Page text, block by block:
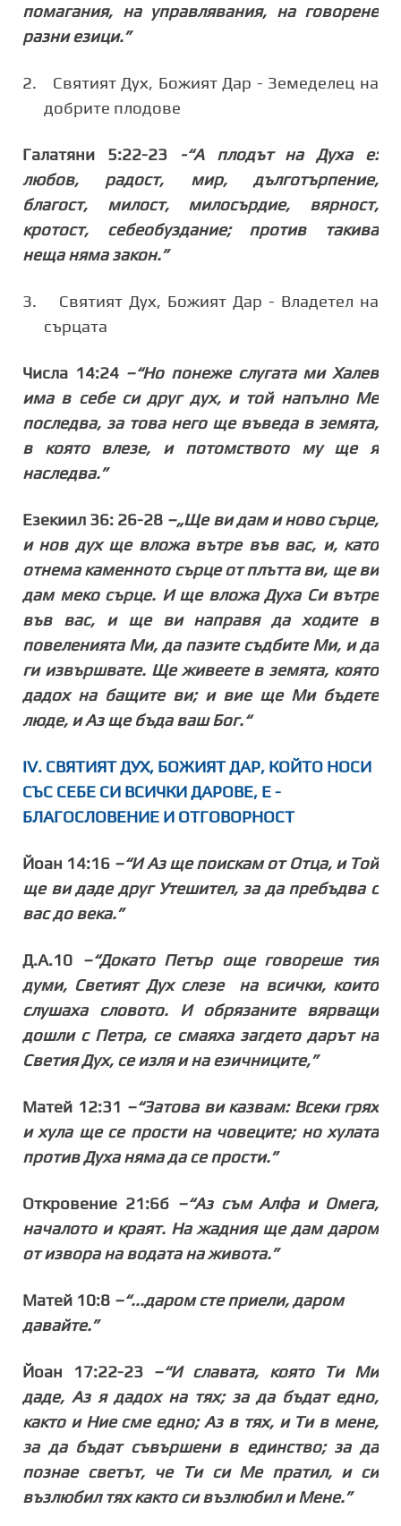
помагания, на управлявания, на говорене
разни езици.”
2.
Святият Дух, Божият Дар - Земеделец на
добрите плодове
Галатяни 5:22-23
-“А плодът на Духа е:
любов, радост, мир, дълготърпение,
благост, милост, милосърдие, вярност,
кротост, себеобуздание; против такива
неща няма закон.”
3.
Святият Дух, Божият Дар - Владетел на
сърцата
Числа 14:24 –“Но понеже слугата ми Халев
има в себе си друг дух, и той напълно Ме
последва, за това него ще въведа в земята,
в която влезе, и потомството му ще я
наследва.”
Езекиил 36: 26-28 –„Ще ви дам и ново сърце,
и нов дух ще вложа вътре във вас, и, като
отнема каменното сърце от плътта ви, ще ви
дам меко сърце. И ще вложа Духа Си вътре
във вас, и ще ви направя да ходите в
повеленията Ми, да пазите съдбите Ми, и да
ги извършвате. Ще живеете в земята, която
дадох на бащите ви; и вие ще Ми бъдете
люде, и Аз ще бъда ваш Бог.“
IV. СВЯТИЯТ ДУХ, БОЖИЯТ ДАР, КОЙТО НОСИ
СЪС СЕБЕ СИ ВСИЧКИ ДАРОВЕ, Е -
БЛАГОСЛОВЕНИЕ И ОТГОВОРНОСТ
Йоан 14:16 –“И Аз ще поискам от Отца, и Той
ще ви даде друг Утешител, за да пребъдва с
вас до века.”
Д.А.10
–“Докато Петър още говореше тия
думи, Светият Дух слезе
на всички, които
слушаха словото. И обрязаните вярващи
дошли с Петра, се смаяха загдето дарът на
Светия Дух, се изля и на езичниците,”
Матей 12:31 –“Затова ви казвам: Всеки грях
и хула ще се прости на човеците; но хулата
против Духа няма да се прости.”
Откровение 21:6б –“Аз съм Алфа и Омега,
началото и краят. На жадния ще дам даром
от извора на водата на живота.”
Матей 10:8 –“...даром сте приели, даром
давайте.”
Йоан 17:22-23 –“И славата, която Ти Ми
даде, Аз я дадох на тях; за да бъдат едно,
както и Ние сме едно; Аз в тях, и Ти в мене,
за да бъдат съвършени в единство; за да
познае светът, че Ти си Ме пратил, и си
възлюбил тях както си възлюбил и Мене.”